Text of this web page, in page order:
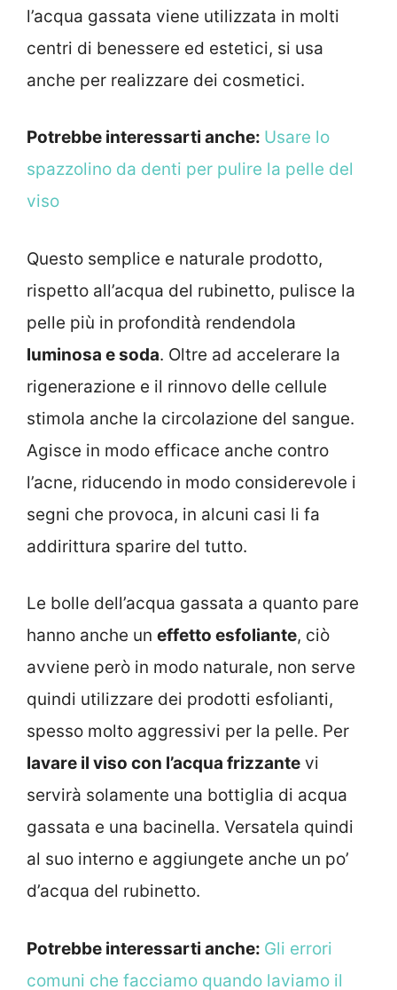
l’acqua gassata viene utilizzata in molti
centri di benessere ed estetici, si usa
anche per realizzare dei cosmetici.
Potrebbe interessarti anche: Usare lo
spazzolino da denti per pulire la pelle del
viso
Questo semplice e naturale prodotto,
rispetto all’acqua del rubinetto, pulisce la
pelle più in profondità rendendola
luminosa e soda. Oltre ad accelerare la
rigenerazione e il rinnovo delle cellule
stimola anche la circolazione del sangue.
Agisce in modo efficace anche contro
l’acne, riducendo in modo considerevole i
segni che provoca, in alcuni casi li fa
addirittura sparire del tutto.
Le bolle dell’acqua gassata a quanto pare
hanno anche un effetto esfoliante, ciò
avviene però in modo naturale, non serve
quindi utilizzare dei prodotti esfolianti,
spesso molto aggressivi per la pelle. Per
lavare il viso con l’acqua frizzante vi
servirà solamente una bottiglia di acqua
gassata e una bacinella. Versatela quindi
al suo interno e aggiungete anche un po’
d’acqua del rubinetto.
Potrebbe interessarti anche: Gli errori
comuni che facciamo quando laviamo il